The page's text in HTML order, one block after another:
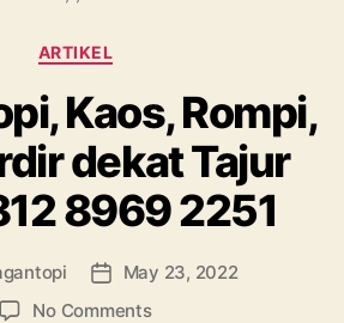
Categories
ARTIKEL
Kaos, Rompi,
dekat Tajur
8969 2251
PostMay 23, 2022
No Commentson